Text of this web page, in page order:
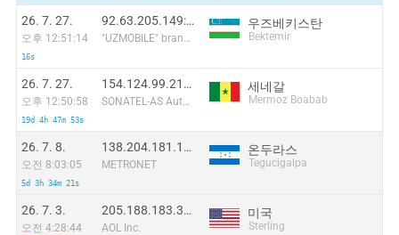
26. 7. 27.
오후 12:51:14
16s
92.63.205.149:40483
"UZMOBILE" branch of "Uzbektelecom" JSC
우즈베키스탄
Bektemir
26. 7. 27.
오후 12:50:58
19d 4h 47m 53s
154.124.99.212:53455
SONATEL-AS Autonomous System
세네갈
Mermoz Boabab
26. 7. 8.
오전 8:03:05
5d 3h 34m 21s
138.204.181.171:38294
METRONET
온두라스
Tegucigalpa
26. 7. 3.
오전 4:28:44
205.188.183.39:50918
AOL Inc.
미국
Sterling